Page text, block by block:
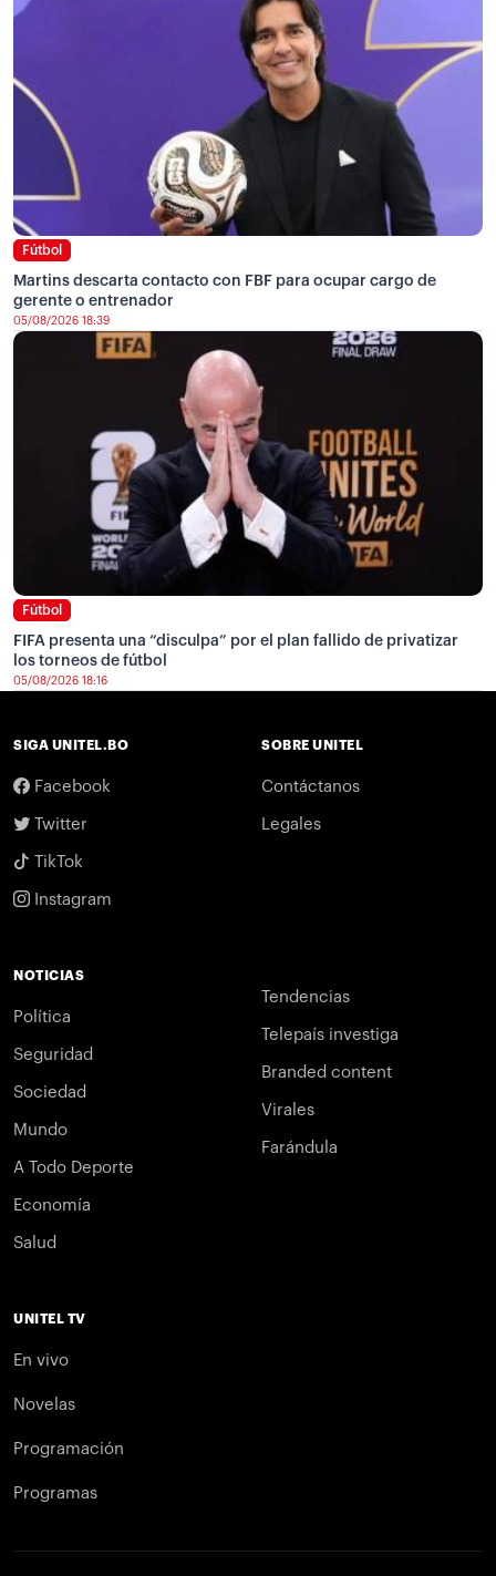
Fútbol
Martins descarta contacto con FBF para ocupar cargo de
gerente o entrenador
05/08/2026 18:39
Fútbol
FIFA presenta una “disculpa” por el plan fallido de privatizar
los torneos de fútbol
05/08/2026 18:16
SIGA UNITEL.BO
Facebook
Twitter
TikTok
Instagram
SOBRE UNITEL
Contáctanos
Legales
NOTICIAS
Política
Seguridad
Sociedad
Mundo
A Todo Deporte
Economía
Salud
Tendencias
Telepaís investiga
Branded content
Virales
Farándula
UNITEL TV
En vivo
Novelas
Programación
Programas